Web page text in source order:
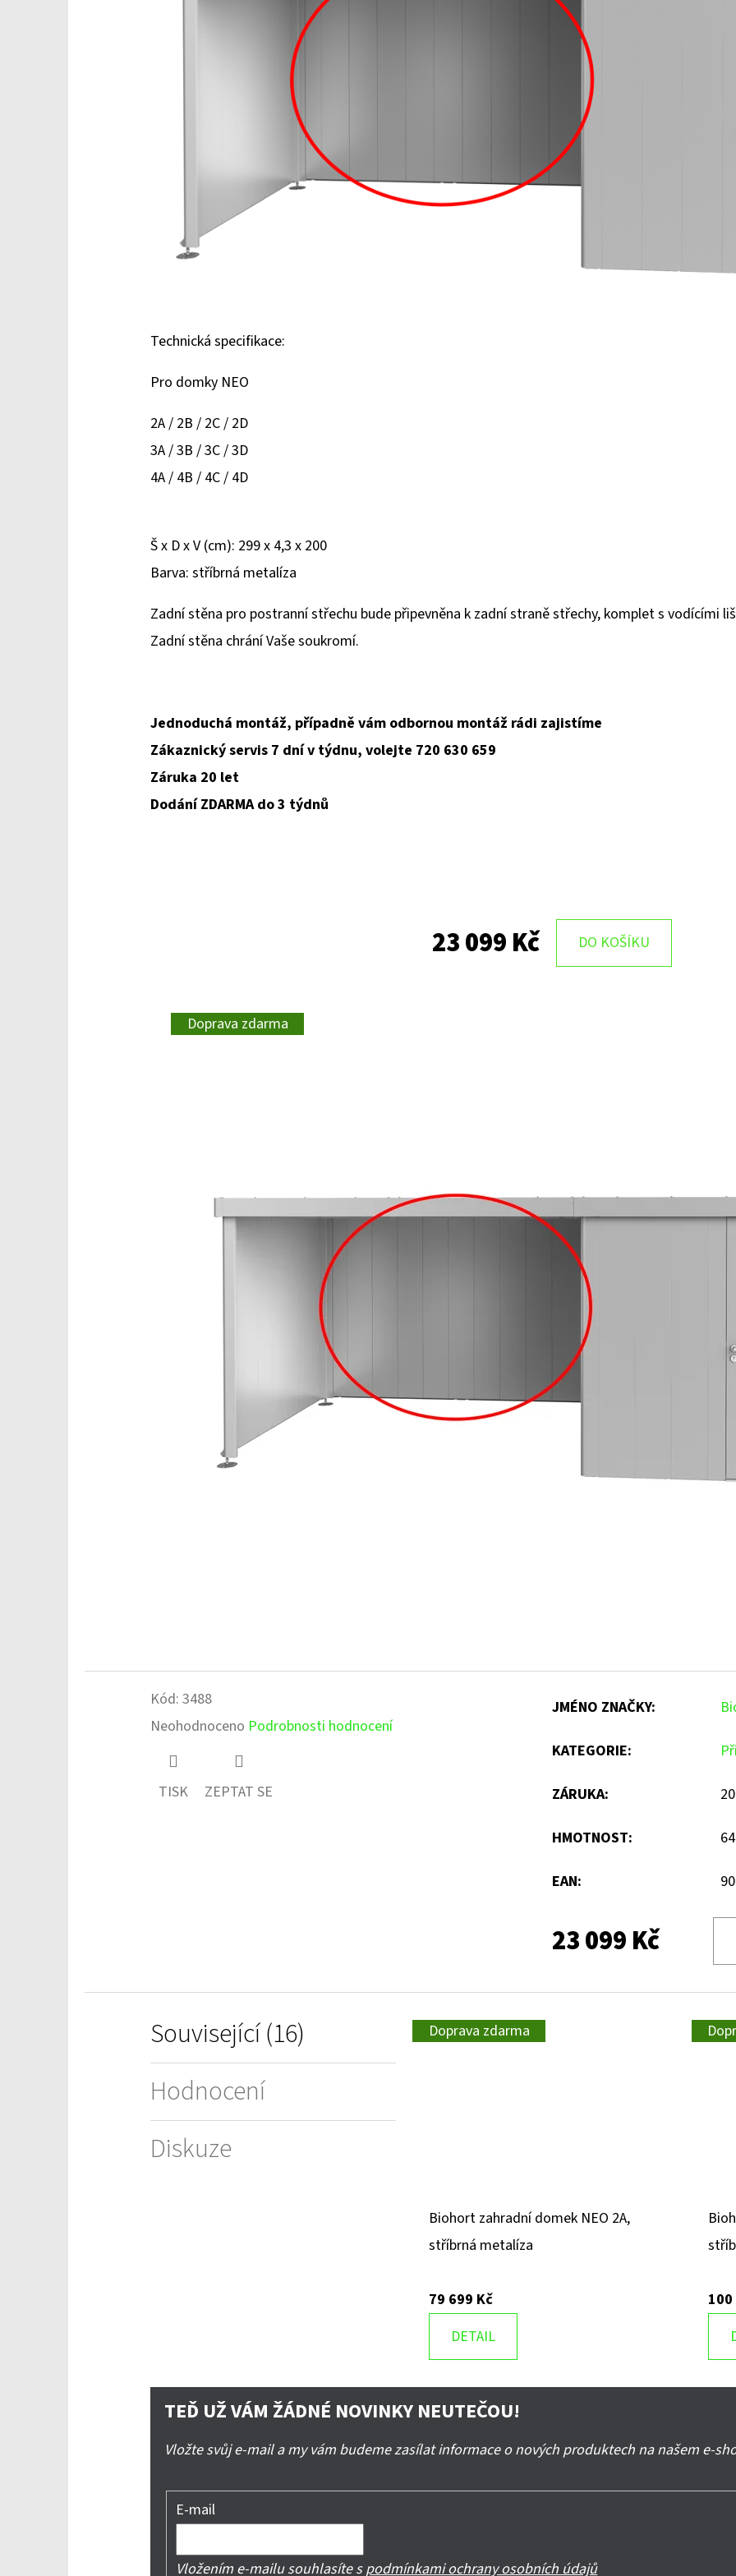
Technická specifikace:
Pro domky NEO
2A / 2B / 2C / 2D
3A / 3B / 3C / 3D
4A / 4B / 4C / 4D
Š x D x V (cm): 299 x 4,3 x 200
Barva: stříbrná metalíza
Zadní stěna pro postranní střechu bude připevněna k zadní straně střechy, komplet s vodícími
Zadní stěna chrání Vaše soukromí.
Jednoduchá montáž, případně vám odbornou montáž rádi zajistíme
Zákaznický servis 7 dní v týdnu, volejte 720 630 659
Záruka 20 let
Dodání ZDARMA do 3 týdnů
23 099 Kč DO KOŠÍKU
Doprava zdarma
Kód: 3488
Průměrné
hodnocení
Neohodnoceno Podrobnosti hodnocení
TISK ZEPTAT SE
JMÉNO ZNAČKY:
KATEGORIE:
ZÁRUKA:
HMOTNOST:
EAN:
23 099 Kč
Související (16)
Hodnocení
Diskuze
Doprava zdarma
Biohort zahradní domek NEO 2A,
stříbrná metalíza
79 699 Kč
DETAIL
TEĎ UŽ VÁM ŽÁDNÉ NOVINKY NEUTEČOU!
Vložte svůj e-mail a my vám budeme zasílat informace o nových produktech na našem e-
E-mail
Vložením e-mailu souhlasíte spodmínkami ochrany osobních údajů